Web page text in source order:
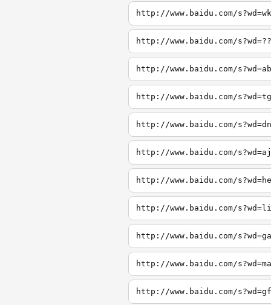
http://www.baidu.com/s?wd=wk
http://www.baidu.com/s?wd=??
http://www.baidu.com/s?wd=ab
http://www.baidu.com/s?wd=tg
http://www.baidu.com/s?wd=dn
http://www.baidu.com/s?wd=aj
http://www.baidu.com/
http://www.baidu.com/
http://www.baidu.com/
http://www.baidu.com/
http://www.baidu.com/